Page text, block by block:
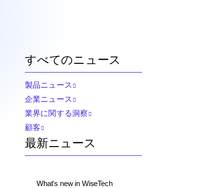
すべてのニュース
製品ニュース
企業ニュース
業界に関する洞察
顧客
最新ニュース
What's new in WiseTech